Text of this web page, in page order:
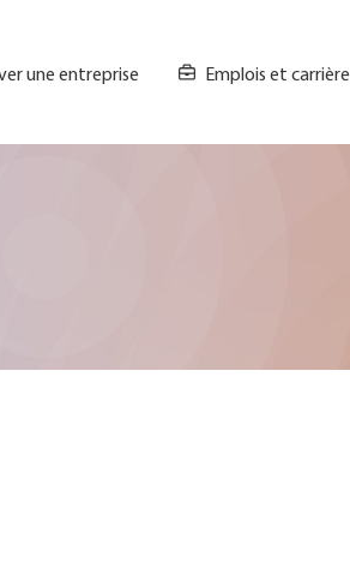
une entreprise Emplois et carrière